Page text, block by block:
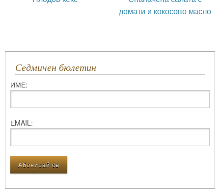
домати и кокосово масло
Седмичен бюлетин
ИМЕ:
ЕMAIL: